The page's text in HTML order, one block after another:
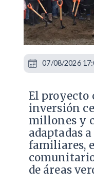
El proyecto
inversión
millones y
adaptadas
familiares,
de áreas
07/08/2026